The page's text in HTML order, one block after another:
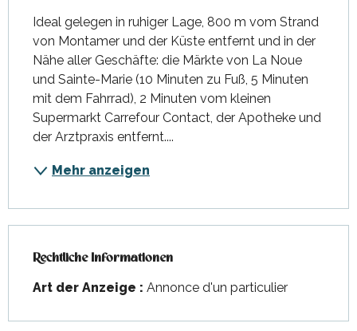
Ideal gelegen in ruhiger Lage, 800 m vom Strand
von Montamer und der Küste entfernt und in der
Nähe aller Geschäfte: die Märkte von La Noue
und Sainte-Marie (10 Minuten zu Fuß, 5 Minuten
mit dem Fahrrad), 2 Minuten vom kleinen
Supermarkt Carrefour Contact, der Apotheke und
der Arztpraxis entfernt....
Mehr anzeigen
Rechtliche Informationen
Rechtliche Informationen
Art der Anzeige : Annonce d'un particulier